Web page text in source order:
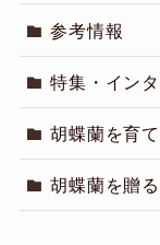
参考情報
特集・イン
胡蝶蘭を育
胡蝶蘭を贈る